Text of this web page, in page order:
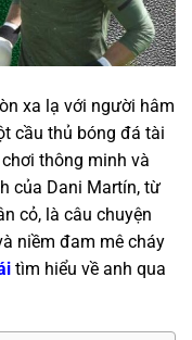
xa lạ với người hâm
cầu thủ bóng đá tài
thông minh và
của Dani Martín, từ
cỏ, là câu chuyện
niềm đam mê cháy
tìm hiểu về anh qua